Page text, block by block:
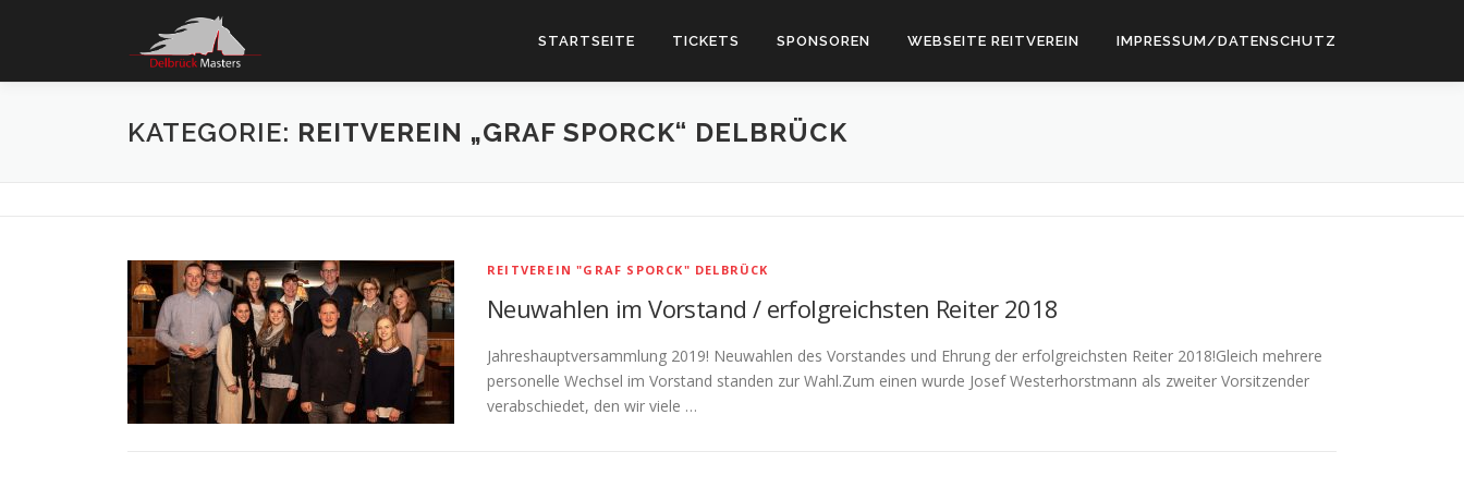
STARTSEITE TICKETS SPONSOREN WEBSEITE REITVEREIN IMPRESSUM/DATENSCHUTZ
KATEGORIE: REITVEREIN „GRAF SPORCK“ DELBRÜCK
REITVEREIN "GRAF SPORCK" DELBRÜCK
Neuwahlen im Vorstand / erfolgreichsten Reiter 2018
Jahreshauptversammlung 2019! Neuwahlen des Vorstandes und Ehrung der erfolgreichsten Reiter 2018!Gleich mehrere
personelle Wechsel im Vorstand standen zur Wahl.Zum einen wurde Josef Westerhorstmann als zweiter Vorsitzender
verabschiedet, den wir viele …